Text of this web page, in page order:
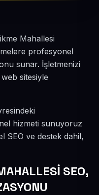
Mahallesi
profesyonel
sunar. İşletmenizi
sitesiyle
hizmeti sunuyoruz
SEO ve destek dahil,
SEO,